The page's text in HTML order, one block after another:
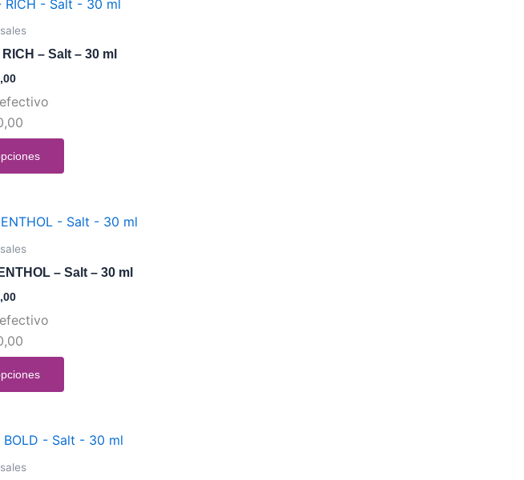
– Salt – 30 ml
– Salt – 30 ml